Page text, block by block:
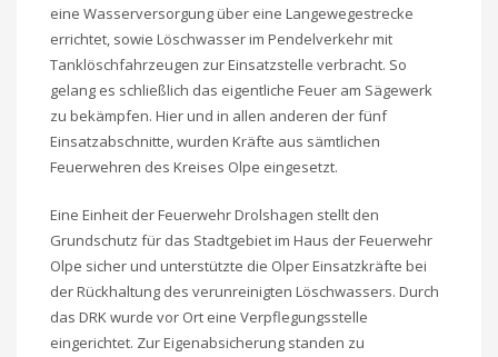
eine Wasserversorgung über eine Langewegestrecke
errichtet, sowie Löschwasser im Pendelverkehr mit
Tanklöschfahrzeugen zur Einsatzstelle verbracht. So
gelang es schließlich das eigentliche Feuer am Sägewerk
zu bekämpfen. Hier und in allen anderen der fünf
Einsatzabschnitte, wurden Kräfte aus sämtlichen
Feuerwehren des Kreises Olpe eingesetzt.
Eine Einheit der Feuerwehr Drolshagen stellt den
Grundschutz für das Stadtgebiet im Haus der Feuerwehr
Olpe sicher und unterstützte die Olper Einsatzkräfte bei
der Rückhaltung des verunreinigten Löschwassers. Durch
das DRK wurde vor Ort eine Verpflegungsstelle
eingerichtet. Zur Eigenabsicherung standen zu